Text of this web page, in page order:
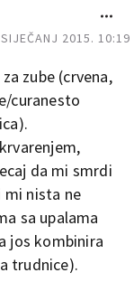
2015. 10:19
zube (crvena,
curanesto
da mi smrdi
nista ne
sa upalama
jos kombinira
trudnice).